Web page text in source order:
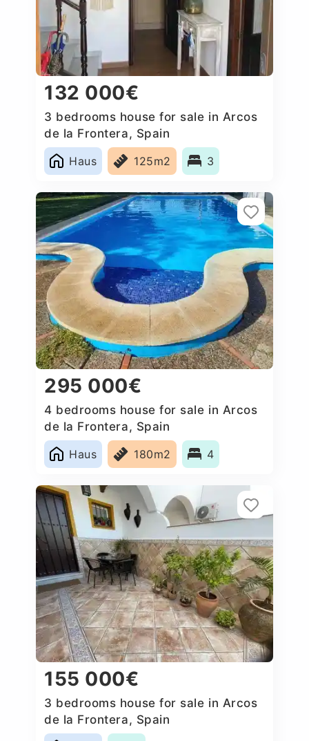
132 000€
3 bedrooms house for sale in Arcos
de la Frontera, Spain
Haus
125m2 3
295 000€
4 bedrooms house for sale in Arcos
de la Frontera, Spain
Haus
180m2 4
155 000€
3 bedrooms house for sale in Arcos
de la Frontera, Spain